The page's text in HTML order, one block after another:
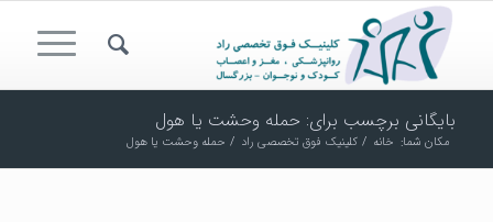
بایگانی برچسب برای: حمله وحشت یا هول
مکان شما: خانه / کلینیک فوق تخصصی راد / حمله وحشت یا هول